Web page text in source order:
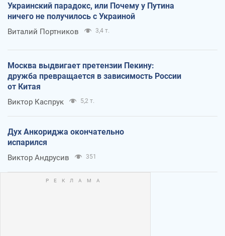
Украинский парадокс, или Почему у Путина
ничего не получилось с Украиной
Виталий Портников 3,4 т.
Москва выдвигает претензии Пекину:
дружба превращается в зависимость России
от Китая
Виктор Каспрук 5,2 т.
Дух Анкориджа окончательно
испарился
Виктор Андрусив 351